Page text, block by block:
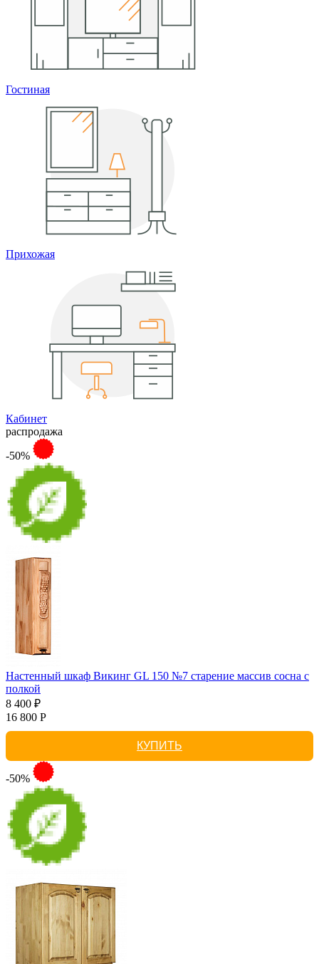
Гостиная
Прихожая
Кабинет
распродажа
-50%
Настенный шкаф Викинг GL 150 №7 старение массив сосна с
полкой
8 400 ₽
16 800 Р
КУПИТЬ
-50%